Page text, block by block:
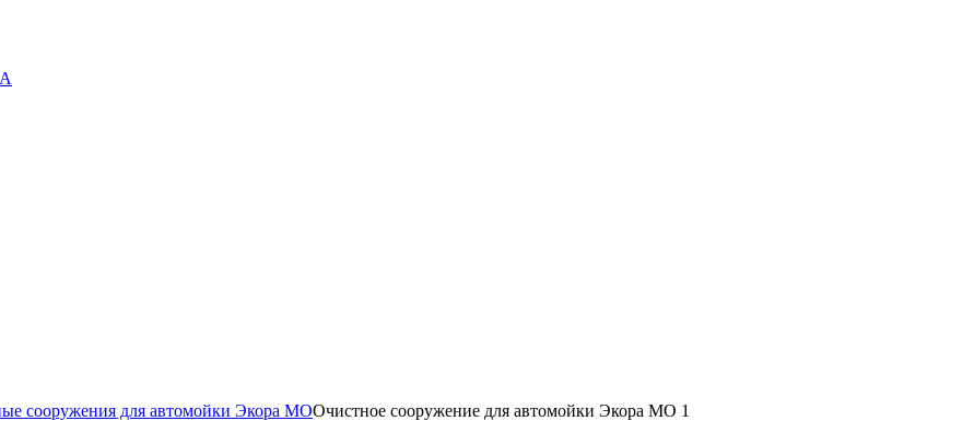
сооружения для автомойки Экора МООчистное сооружение для автомойки Экора МО 1